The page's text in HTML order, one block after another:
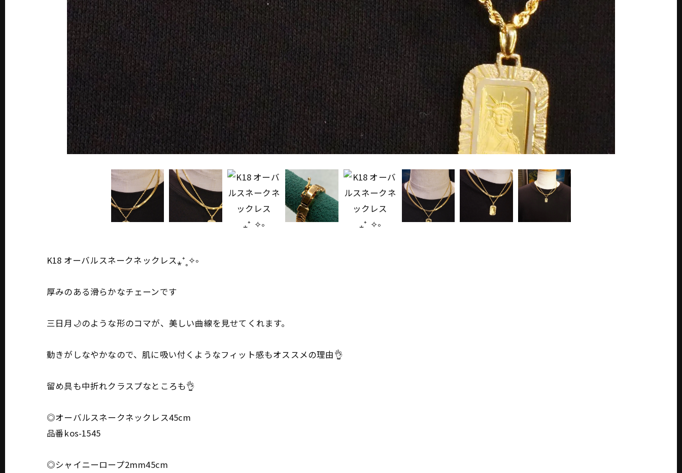
K18 オーバルスネークネックレス⁎⁺˳✧༚
厚みのある滑らかなチェーンです
三日月🌙のような形のコマが、美しい曲線を見せてくれます。
動きがしなやかなので、肌に吸い付くようなフィット感もオススメの理由👌
留め具も中折れクラスプなところも👌
◎オーバルスネークネックレス45cm
品番kos-1545
◎シャイニーロープ2mm45cm